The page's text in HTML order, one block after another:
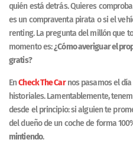
quién está detrás. Quieres
es un compraventa pirata o si el
renting. La pregunta del millón que
momento es:¿Cómo averiguar el
gratis?
EnCheck The Carnos pasamos el
historiales. Lamentablemente,
desde el principio: si alguien te
del dueño de un coche de forma
mintiendo.